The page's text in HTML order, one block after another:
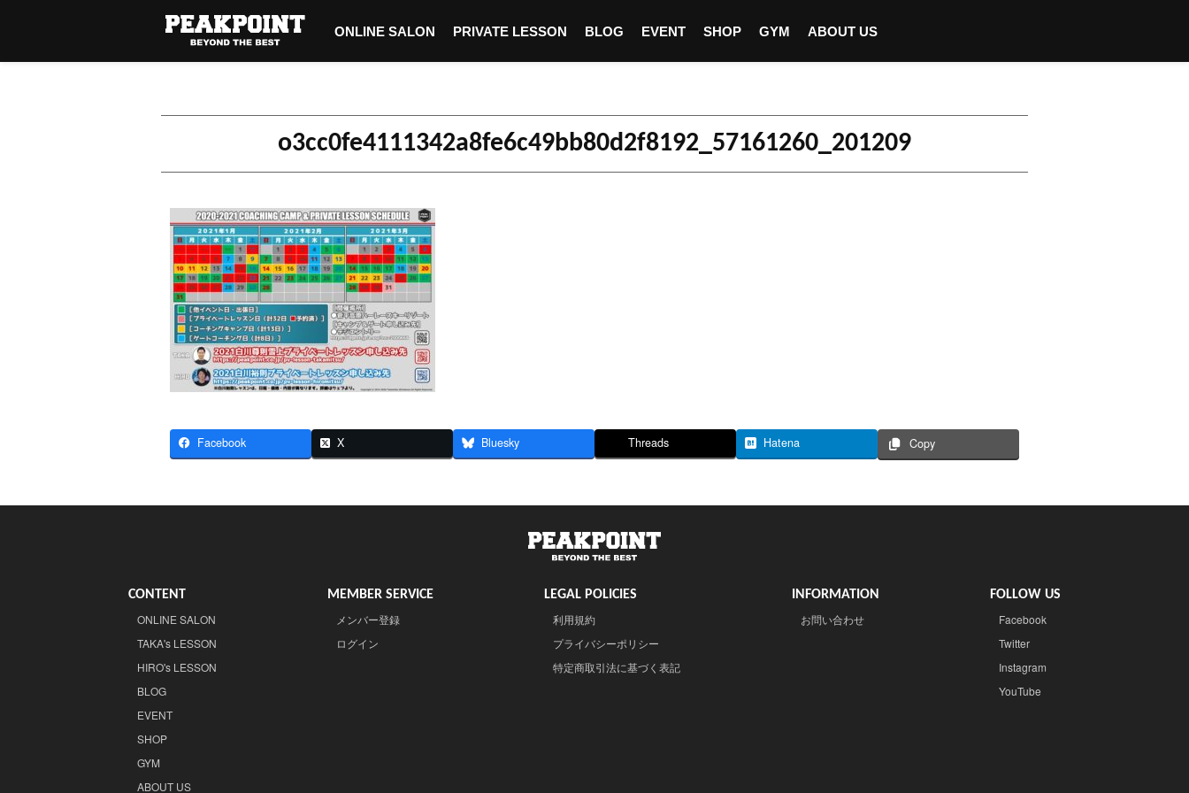
ONLINE SALON PRIVATE LESSON BLOG EVENT SHOP GYM ABOUT US
o3cc0fe4111342a8fe6c49bb80d2f8192_57161260_201209
Facebook X Bluesky Threads Hatena Copy
CONTENT
ONLINE SALON
TAKA's LESSON
HIRO's LESSON
BLOG
EVENT
SHOP
GYM
ABOUT US
MEMBER SERVICE
メンバー登録
ログイン
LEGAL POLICIES
利用規約
プライバシーポリシー
特定商取引法に基づく表記
INFORMATION
お問い合わせ
FOLLOW US
Facebook
Twitter
Instagram
YouTube